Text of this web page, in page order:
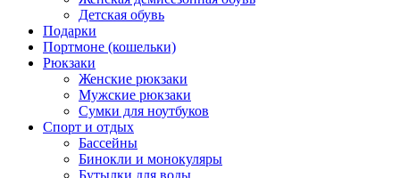
Детская обувь
Подарки
Портмоне (кошельки)
Рюкзаки
Женские рюкзаки
Мужские рюкзаки
Сумки для ноутбуков
Спорт и отдых
Бассейны
Бинокли и монокуляры
Бутылки для воды